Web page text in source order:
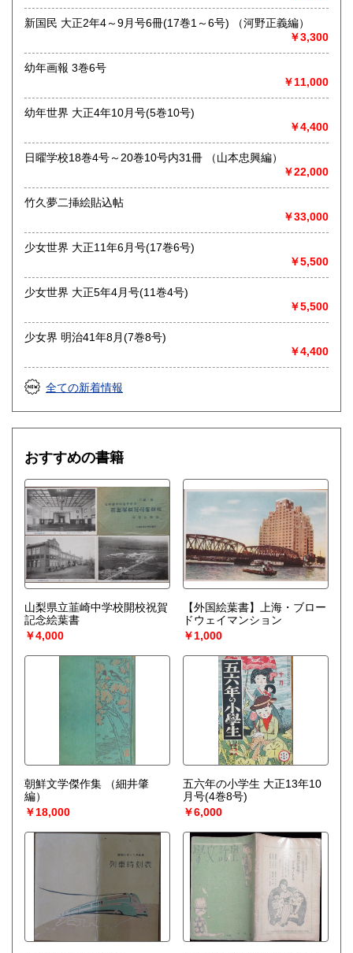
チラシなど紙モノ資料、特に高く買い取らせていただきま
す。
取り扱い分野
ベル、紙モノ全般
新国民 大正2年4～9月号6冊(17巻1～6号) （河野正義編）
￥3,300
幼年画報 3巻6号
￥11,000
幼年世界 大正4年10月号(5巻10号)
￥4,400
日曜学校18巻4号～20巻10号内31冊 （山本忠興編）
￥22,000
竹久夢二挿絵貼込帖
￥33,000
少女世界 大正11年6月号(17巻6号)
￥5,500
少女世界 大正5年4月号(11巻4号)
￥5,500
少女界 明治41年8月(7巻8号)
￥4,400
全ての新着情報
おすすめの書籍
山梨県立韮崎中学校開校祝賀
記念絵葉書
￥4,000
【外国絵葉書】上海・ブロー
ドウェイマンション
￥1,000
朝鮮文学傑作集
（細井肇
編）
￥18,000
五六年の小学生 大正13年10
月号(4巻8号)
￥6,000